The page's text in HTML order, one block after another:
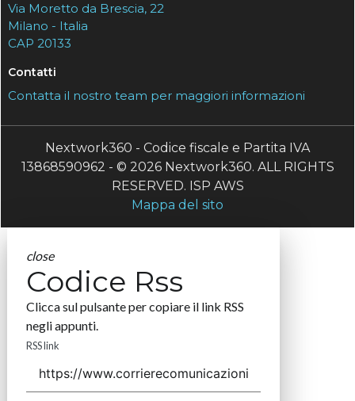
Via Moretto da Brescia, 22
Milano - Italia
CAP 20133
Contatti
Contatta il nostro team per maggiori informazioni
Nextwork360 - Codice fiscale e Partita IVA
13868590962 - © 2026 Nextwork360. ALL RIGHTS
RESERVED. ISP AWS
Mappa del sito
close
Codice Rss
Clicca sul pulsante per copiare il link RSS
negli appunti.
RSS link